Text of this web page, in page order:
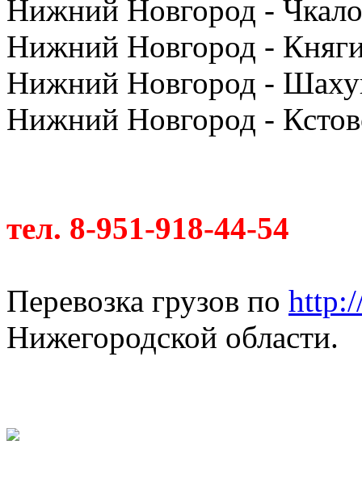
Нижний Новгород -
Нижний Новгород -
Нижний Новгород -
Нижний Новгород -
тел. 8-951-918-44-54
Перевозка грузов по
Нижегородской области.